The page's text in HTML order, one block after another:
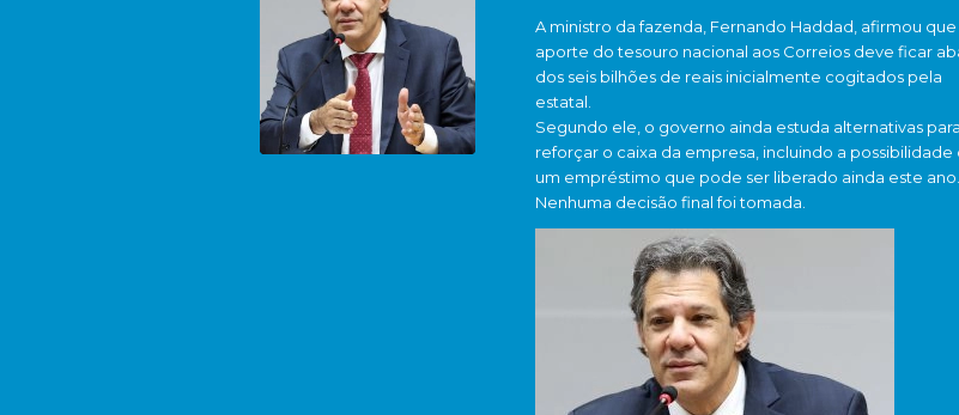
A ministro da fazenda, Fernando Haddad, afirmou que
aporte do tesouro nacional aos Correios deve ficar
dos seis bilhões de reais inicialmente cogitados pela
estatal.
Segundo ele, o governo ainda estuda alternativas para
reforçar o caixa da empresa, incluindo a possibilidade
um empréstimo que pode ser liberado ainda este ano.
Nenhuma decisão final foi tomada.